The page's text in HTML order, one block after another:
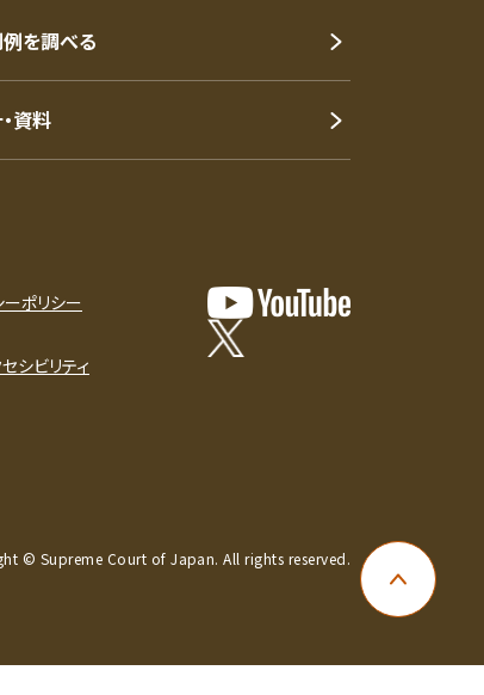
ページ上
を調べる
資料
ポリシー
シビリティ
© Supreme Court of Japan. All rights reserved.